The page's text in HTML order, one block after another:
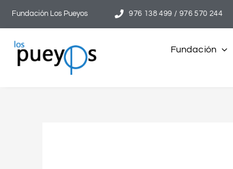
contenido
Fundación Los Pueyos 976 138 499 / 976 570 244
Fundación